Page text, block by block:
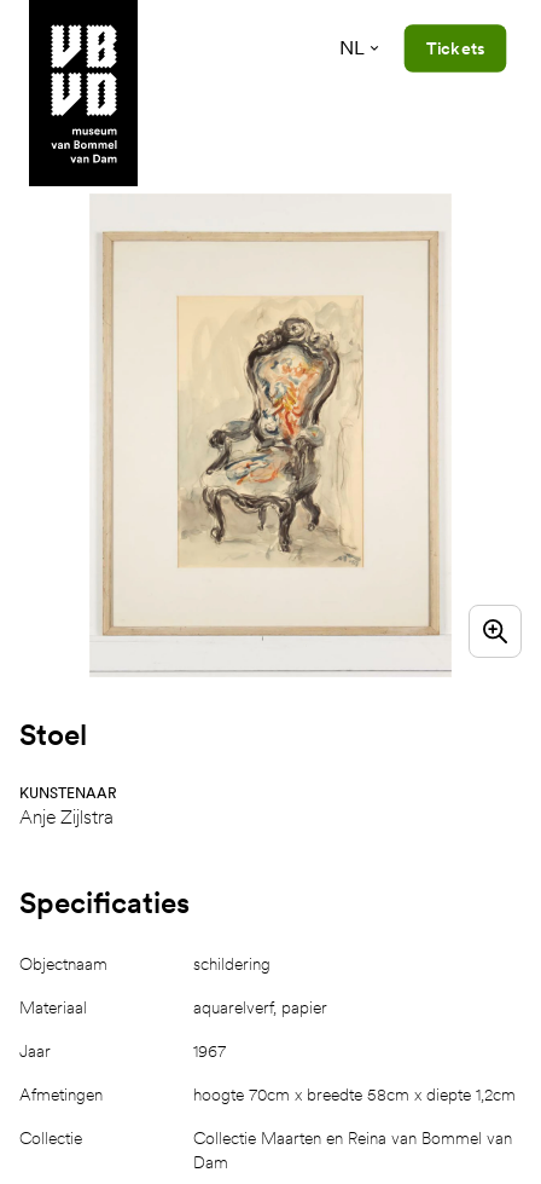
museum van Bommel van Dam
NL Tickets
Stoel
KUNSTENAAR
Anje Zijlstra
Specificaties
Objectnaam schildering
Materiaal aquarelverf, papier
Jaar 1967
Afmetingen hoogte 70cm x breedte 58cm x diepte 1,2cm
Collectie
Collectie Maarten en Reina van Bommel van
Dam